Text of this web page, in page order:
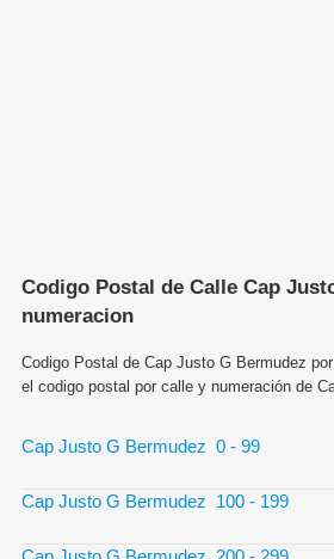
Codigo Postal de Calle Cap
numeracion
Codigo Postal de Cap Justo G Bermudez
el codigo postal por calle y numeración de
Cap Justo G Bermudez 0 - 99
Cap Justo G Bermudez 100 - 199